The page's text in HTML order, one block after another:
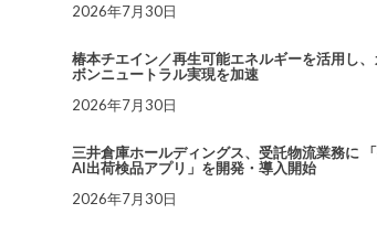
2026年7月30日
椿本チエイン／再生可能エネルギーを活用し、
ボンニュートラル実現を加速
2026年7月30日
三井倉庫ホールディングス、受託物流業務に
AI出荷検品アプリ」を開発・導入開始
2026年7月30日